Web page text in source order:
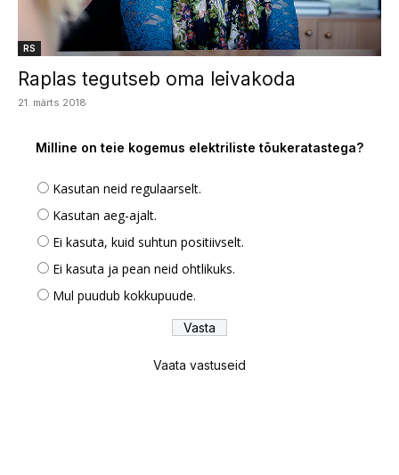
RS
Raplas tegutseb oma leivakoda
21. märts 2018
Milline on teie kogemus elektriliste tõukeratastega?
Kasutan neid regulaarselt.
Kasutan aeg-ajalt.
Ei kasuta, kuid suhtun positiivselt.
Ei kasuta ja pean neid ohtlikuks.
Mul puudub kokkupuude.
Vaata vastuseid